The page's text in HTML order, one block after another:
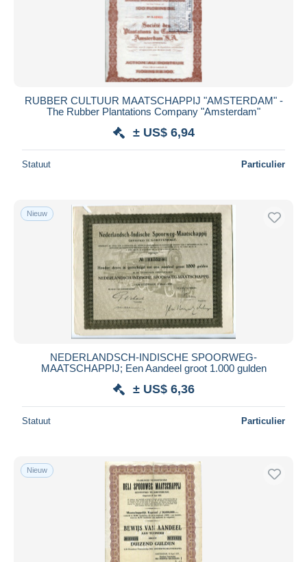
RUBBER CULTUUR MAATSCHAPPIJ "AMSTERDAM" -
The Rubber Plantations Company "Amsterdam"
± US$ 6,94
Statuut Particulier
Nieuw
NEDERLANDSCH-INDISCHE SPOORWEG-
MAATSCHAPPIJ; Een Aandeel groot 1.000 gulden
± US$ 6,36
Statuut Particulier
Nieuw